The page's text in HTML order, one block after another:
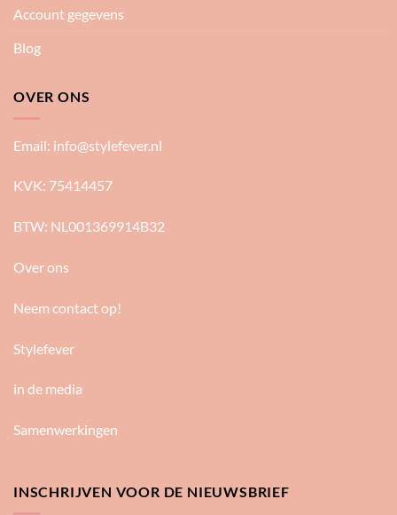
Account gegevens
Blog
OVER ONS
Email: info@stylefever.nl
KVK: 75414457
BTW: NL001369914B32
Over ons
Neem contact op!
Stylefever
in de media
Samenwerkingen
INSCHRIJVEN VOOR DE NIEUWSBRIEF